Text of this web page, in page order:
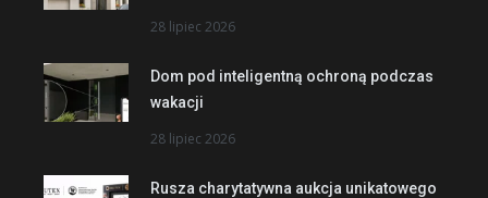
28 lipiec 2026
Dom pod inteligentną ochroną podczas
wakacji
28 lipiec 2026
Rusza charytatywna aukcja unikatowego